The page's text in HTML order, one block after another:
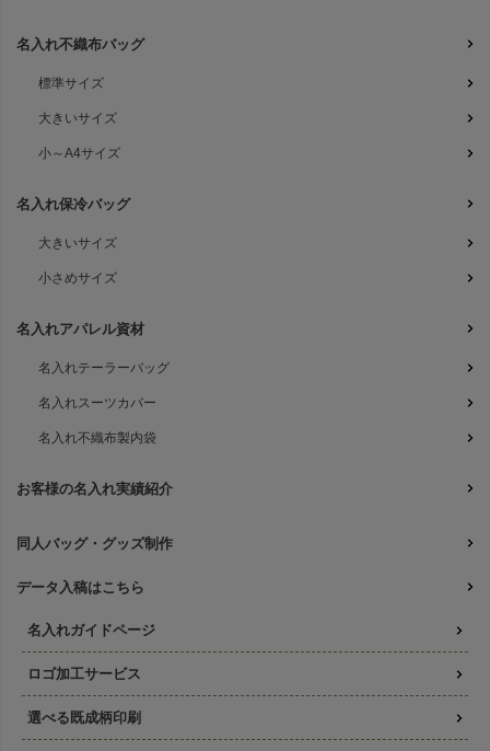
名入れ不織布バッグ
標準サイズ
大きいサイズ
小～A4サイズ
名入れ保冷バッグ
大きいサイズ
小さめサイズ
名入れアパレル資材
名入れテーラーバッグ
名入れスーツカバー
名入れ不織布製内袋
お客様の名入れ実績紹介
同人バッグ・グッズ制作
データ入稿はこちら
名入れガイドページ
ロゴ加工サービス
選べる既成柄印刷